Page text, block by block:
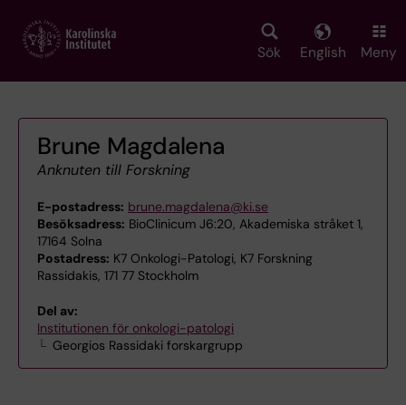
main
Sök English Meny
Brune Magdalena
Anknuten till Forskning
E-postadress: brune.magdalena@ki.se
Besöksadress: BioClinicum J6:20, Akademiska stråket 1,
17164 Solna
Postadress: K7 Onkologi-Patologi, K7 Forskning
Rassidakis, 171 77 Stockholm
Del av:
Institutionen för onkologi-patologi
Georgios Rassidaki forskargrupp